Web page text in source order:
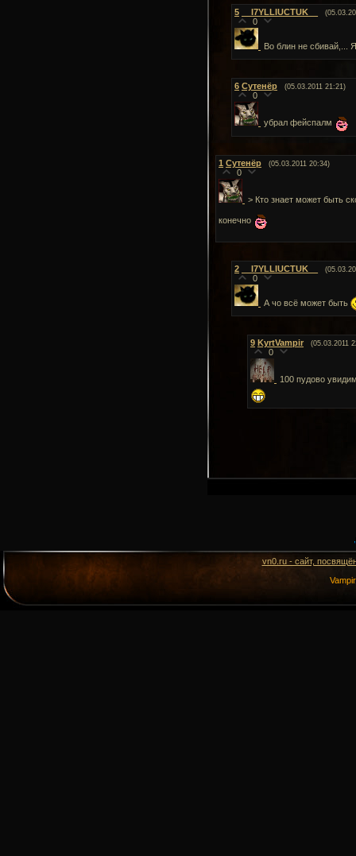
5 __I7YLLIUCTUK__
0
Во блин не сбивай,...
6 Сутенёр (05.03.2011 21:21)
0
убрал фейспалм
1 Сутенёр (05.03.2011 20:34)
0
> Кто знает может быть
конечно
2 __I7YLLIUCTUK__
0
А чо всё может быть
9 KyrtVampir (05.03.2011
0
100 пудово
vn0.ru - сайт,